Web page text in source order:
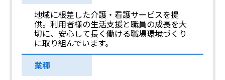
地域に根差した介護・看護サービスを提
供。利用者様の生活支援と職員の成長を大
切に、安心して長く働ける職場環境づくり
に取り組んでいます。
業種